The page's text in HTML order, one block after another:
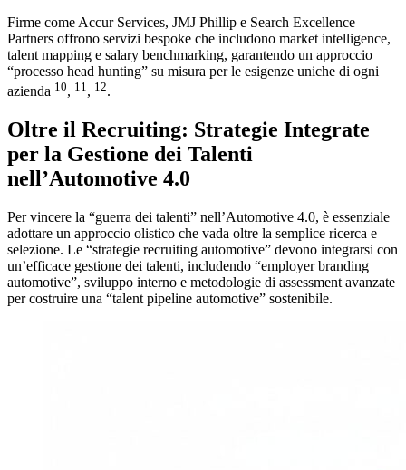
Firme come Accur Services, JMJ Phillip e Search Excellence
Partners offrono servizi bespoke che includono market intelligence,
talent mapping e salary benchmarking, garantendo un approccio
“processo head hunting” su misura per le esigenze uniche di ogni
azienda 10, 11 , 12.
Oltre il Recruiting: Strategie Integrate
per la Gestione dei Talenti
nell’Automotive 4.0
Per vincere la “guerra dei talenti” nell’Automotive 4.0, è essenziale
adottare un approccio olistico che vada oltre la semplice ricerca e
selezione. Le “strategie recruiting automotive” devono integrarsi con
un’efficace gestione dei talenti, includendo “employer branding
automotive”, sviluppo interno e metodologie di assessment avanzate
per costruire una “talent pipeline automotive” sostenibile.